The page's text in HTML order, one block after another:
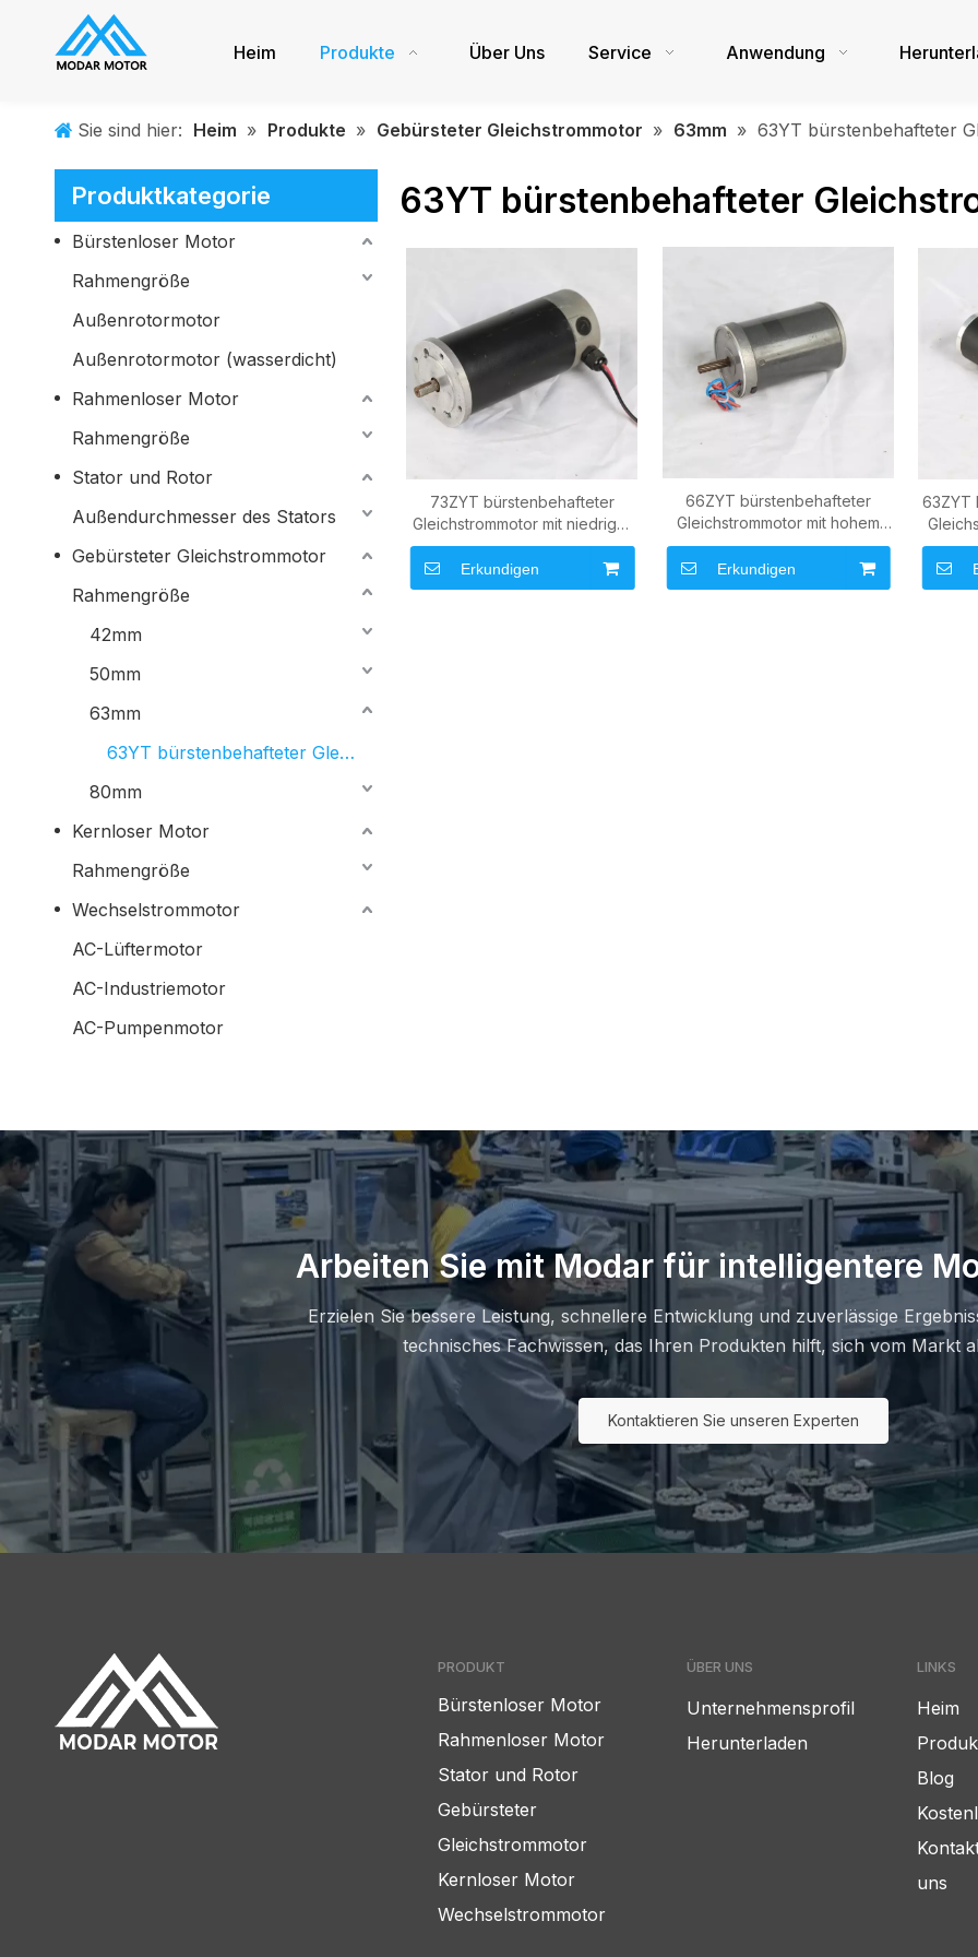
Heim Produkte Über Uns Service Anwendung
Sie sind hier: Heim » Produkte » Gebürsteter Gleichstrommotor » 63mm » 63YT bürstenbehafteter
Produktkategorie
Bürstenloser Motor
Rahmengröße
Außenrotormotor
Außenrotormotor (wasserdicht)
Rahmenloser Motor
Rahmengröße
Stator und Rotor
Außendurchmesser des Stators
Gebürsteter Gleichstrommotor
Rahmengröße
42mm
50mm
63mm
63YT bürstenbehafteter Gleichstrommotor
80mm
Kernloser Motor
Rahmengröße
Wechselstrommotor
AC-Lüftermotor
AC-Industriemotor
AC-Pumpenmotor
63YT bürstenbehafteter
73ZYT bürstenbehafteter
Gleichstrommotor mit niedriger
Drehzahl und hohem
Drehmoment für OEM-
Antriebssysteme
Erkundigen
66ZYT bürstenbehafteter
Gleichstrommotor mit hohem
Drehmoment für
Automatisierung, Aktuatoren
und industrielle
Erkundigen
63ZYT
Arbeiten Sie mit Modar für intelligentere
Erzielen Sie bessere Leistung, schnellere Entwicklung und zuverlässige
technisches Fachwissen, das Ihren Produkten hilft, sich vom Markt
Kontaktieren Sie unseren Experten
PRODUKT
Bürstenloser Motor
Rahmenloser Motor
Stator und Rotor
Gebürsteter
Gleichstrommotor
Kernloser Motor
Wechselstrommotor
ÜBER UNS
Unternehmensprofil
Herunterladen
LINKS
Heim
Blog
uns